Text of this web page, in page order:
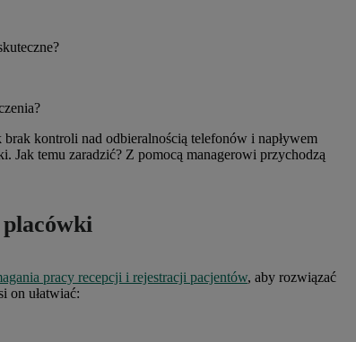
kontroli nad odbieralnością telefonów i napływem
Jak temu zaradzić? Z pomocą managerowi przychodzą
pracy recepcji i rejestracji pacjentów, aby rozwiązać
on ułatwiać: